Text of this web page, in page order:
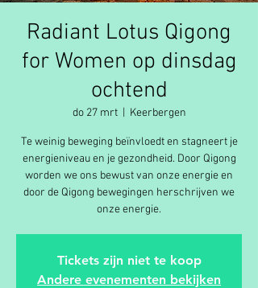
Radiant Lotus Qigong
for Women op dinsdag
ochtend
do 27 mrt
  |
Keerbergen
Te weinig beweging beïnvloedt en stagneert je
energieniveau en je gezondheid. Door Qigong
worden we ons bewust van onze energie en
door de Qigong bewegingen herschrijven we
onze energie.
Tickets zijn niet te koop
Andere evenementen bekijken